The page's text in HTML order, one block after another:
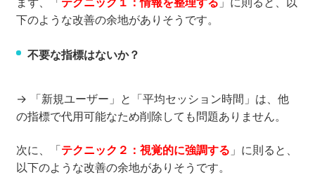
下のような改善の余地がありそうです。
不要な指標はないか？
→ 「新規ユーザー」と「平均セッション時間」は、他
の指標で代用可能なため削除しても問題ありません。
次に、「テクニック２：視覚的に強調する 」に則ると、
以下のような改善の余地がありそうです。